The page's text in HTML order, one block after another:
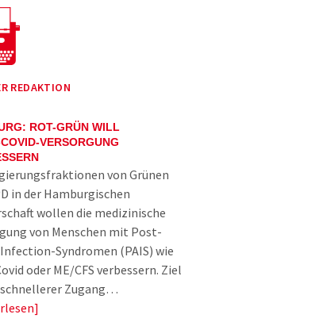
REDAKTION
ROT-GRÜN WILL
VERSORGUNG
von Grünen
in der Hamburgischen
wollen die medizinische
von Menschen mit Post-
Syndromen (PAIS) wie
oder ME/CFS verbessern. Ziel
Zugang…